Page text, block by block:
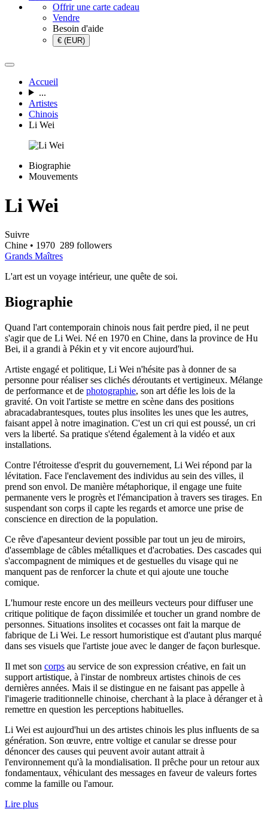
Offrir une carte cadeau
Vendre
Besoin d'aide
€ (EUR)
Accueil
...
Artistes
Chinois
Li Wei
Biographie
Mouvements
Li Wei
Suivre
Chine • 1970 289 followers
Grands Maîtres
L'art est un voyage intérieur, une quête de soi.
Biographie
Quand l'art contemporain chinois nous fait perdre pied, il ne peut
s'agir que de Li Wei. Né en 1970 en Chine, dans la province de Hu
Bei, il a grandi à Pékin et y vit encore aujourd'hui.
Artiste engagé et politique, Li Wei n'hésite pas à donner de sa
personne pour réaliser ses clichés déroutants et vertigineux. Mélange
de performance et de photographie, son art défie les lois de la
gravité. On voit l'artiste se mettre en scène dans des positions
abracadabrantesques, toutes plus insolites les unes que les autres,
faisant appel à notre imagination. C'est un cri qui est poussé, un cri
vers la liberté. Sa pratique s'étend également à la vidéo et aux
installations.
Contre l'étroitesse d'esprit du gouvernement, Li Wei répond par la
lévitation. Face l'enclavement des individus au sein des villes, il
prend son envol. De manière métaphorique, il engage une fuite
permanente vers le progrès et l'émancipation à travers ses tirages. En
suspendant son corps il capte les regards et amorce une prise de
conscience en direction de la population.
Ce rêve d'apesanteur devient possible par tout un jeu de miroirs,
d'assemblage de câbles métalliques et d'acrobaties. Des cascades qui
s'accompagnent de mimiques et de gestuelles du visage qui ne
manquent pas de renforcer la chute et qui ajoute une touche
comique.
L'humour reste encore un des meilleurs vecteurs pour diffuser une
critique politique de façon dissimilée et toucher un grand nombre de
personnes. Situations insolites et cocasses ont fait la marque de
fabrique de Li Wei. Le ressort humoristique est d'autant plus marqué
dans ses visuels que l'artiste joue avec le danger de façon burlesque.
Il met son corps au service de son expression créative, en fait un
support artistique, à l'instar de nombreux artistes chinois de ces
dernières années. Mais il se distingue en ne faisant pas appelle à
l'imagerie traditionnelle chinoise, cherchant à la place à déranger et à
remettre en question les perceptions habituelles.
Li Wei est aujourd'hui un des artistes chinois les plus influents de sa
génération. Son œuvre, entre voltige et canular se dresse pour
dénoncer des causes qui peuvent avoir autant attrait à
l'environnement qu'à la mondialisation. Il prêche pour un retour aux
fondamentaux, véhiculant des messages en faveur de valeurs fortes
comme la famille ou l'amour.
Lire plus